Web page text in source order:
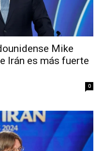
Mike
Irán es más fuerte
0